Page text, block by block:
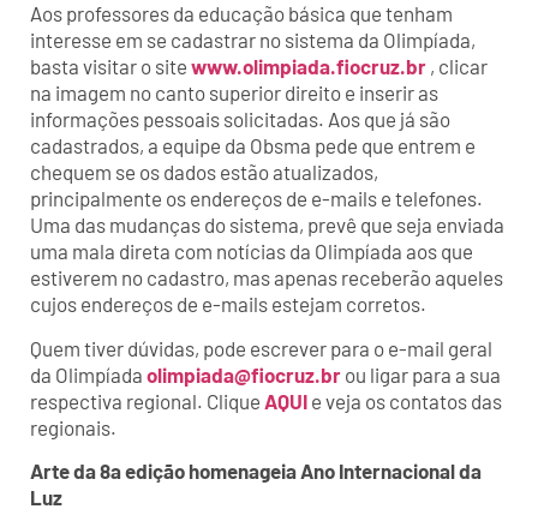
Aos professores da educação básica que tenham
interesse em se cadastrar no sistema da Olimpíada,
basta visitar o site www.olimpiada.fiocruz.br , clicar
na imagem no canto superior direito e inserir as
informações pessoais solicitadas. Aos que já são
cadastrados, a equipe da Obsma pede que entrem e
chequem se os dados estão atualizados,
principalmente os endereços de e-mails e telefones.
Uma das mudanças do sistema, prevê que seja enviada
uma mala direta com notícias da Olimpíada aos que
estiverem no cadastro, mas apenas receberão aqueles
cujos endereços de e-mails estejam corretos.
Quem tiver dúvidas, pode escrever para o e-mail geral
da Olimpíada olimpiada@fiocruz.br ou ligar para a sua
respectiva regional. Clique AQUI e veja os contatos das
regionais.
Arte da 8a edição homenageia Ano Internacional da
Luz